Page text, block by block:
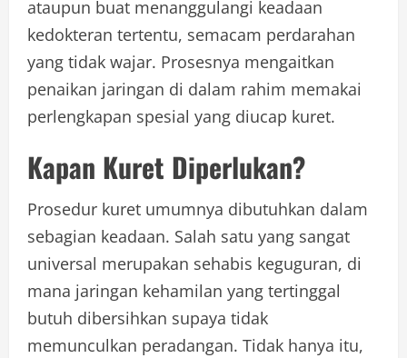
ataupun buat menanggulangi keadaan
kedokteran tertentu, semacam perdarahan
yang tidak wajar. Prosesnya mengaitkan
penaikan jaringan di dalam rahim memakai
perlengkapan spesial yang diucap kuret.
Kapan Kuret Diperlukan?
Prosedur kuret umumnya dibutuhkan dalam
sebagian keadaan. Salah satu yang sangat
universal merupakan sehabis keguguran, di
mana jaringan kehamilan yang tertinggal
butuh dibersihkan supaya tidak
memunculkan peradangan. Tidak hanya itu,